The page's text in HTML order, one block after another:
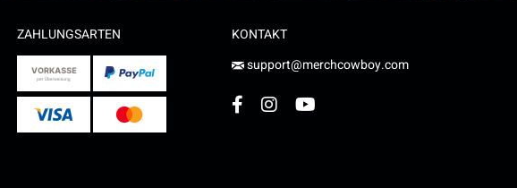
ZAHLUNGSARTEN
KONTAKT
support@merchcowboy.com